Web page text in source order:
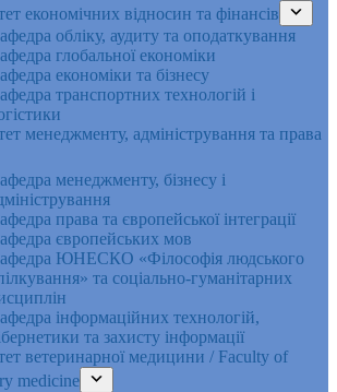
економічних відносин та фінансів
обліку, аудиту та оподаткування
глобальної економіки
економіки та бізнесу
транспортних технологій і
менеджменту, адміністрування та права
менеджменту, бізнесу і
права та європейської інтеграції
європейських мов
ЮНЕСКО «Філософія людського
та соціально-гуманітарних
інформаційних технологій,
та захисту інформації
ветеринарної медицини / Faculty of
medicine